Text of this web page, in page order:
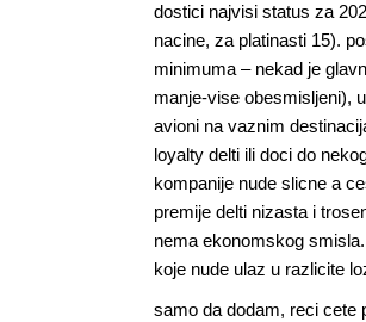
dostici najvisi status za
nacine, za platinasti 15).
minimuma – nekad je
manje-vise obesmisljeni),
avioni na vaznim
loyalty delti ili doci do
kompanije nude slicne a
premije delti nizasta i
nema ekonomskog
koje nude ulaz u razlicite
samo da dodam, reci cete